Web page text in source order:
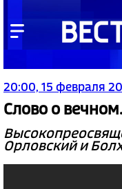
20:00, 15 февраля
Слово о
Орловский и